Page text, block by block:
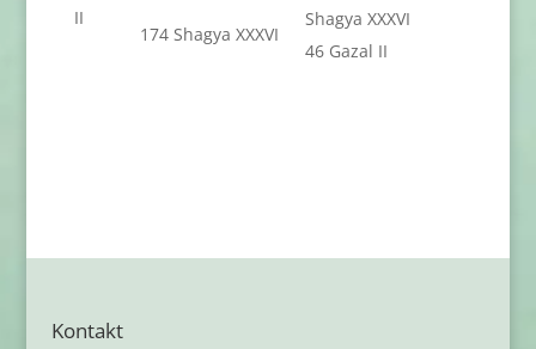
II
174 Shagya XXXVI
Shagya XXXVI
46 Gazal II
Kontakt